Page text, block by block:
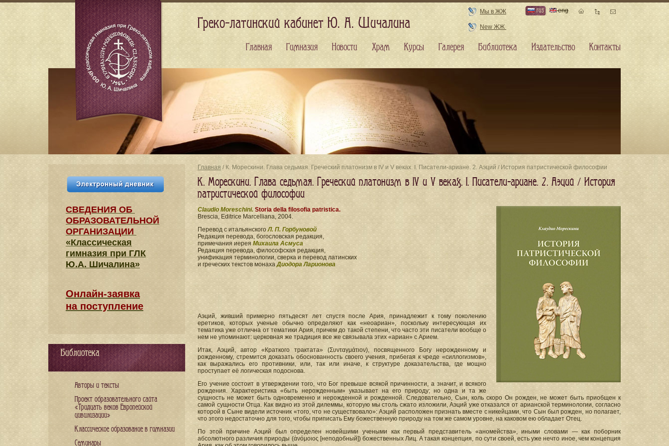
Главная / К. Морескини. Глава седьмая. Греческий платонизм в IV и V веках. I. Писатели-ариане. 2. Аэций / История патристической философии
К. Морескини. Глава седьмая. Греческий платонизм в IV и V веках. I. Писатели-ариане. 2. Аэций / История
патристической философии
Claudio Moreschini. Storia della filosofia patristica.
Brescia, Editrice Marcelliana, 2004.
Перевод с итальянскогоЛ. П. Горбуновой
Редакция перевода, богословская редакция,
примечания иерея Михаила Асмуса
Редакция перевода, философская редакция,
унификация терминологии, сверка и перевод латинских
и греческих текстов монахаДиодора Ларионова
Аэций, живший примерно пятьдесят лет спустя после Ария, принадлежит к тому поколению
еретиков, которых ученые обычно определяют как «неоариан», поскольку интересующая их
тематика уже отлична от тематики Ария, причем до такой степени, что часто эти писатели вообще о
нем не упоминают: церковная же традиция все же связывала этих «ариан» с Арием.
Итак, Аэций, автор «Краткого трактата» (Συνταγμάτιον), посвященного Богу нерожденному и
рожденному, стремится доказать обоснованность своего учения, прибегая к чреде «силлогизмов»,
как выражались его противники, или, так или иначе, к структуре доказательства, где мощно
проступает её логическая подоснова.
Его учение состоит в утверждении того, что Бог превыше всякой причинности, а значит, и всякого
рождения. Характеристика «быть нерожденным» указывает на его природу; но одна и та же
сущность не может быть одновременно и нерожденной и рожденной. Следовательно, Сын, коль скоро Он рожден, не может быть приобщен к
самой сущности Отца. Как видно из этой дилеммы, которую мы столь сжато изложили, Аэций уже отказался от арианской терминологии, согласно
которой в Сыне видели источник «того, что не существовало»: Аэций расположен признать вместе с никейцами, что Сын был рожден, но полагает,
что этого недостаточно для того, чтобы приписать Ему божественную природу на том же самом уровне, на каковом ею обладает Отец.
По этой причине Аэций был определен новейшими учеными как первый представитель «аномейства», иными словами — как поборник
абсолютного различия природы (ἀνόμοιος [неподобный]) божественных Лиц. А такая концепция, по сути своей, есть уже нечто иное, чем концепция
СВЕДЕНИЯ​ ОБ
ОБРАЗОВАТЕЛЬНОЙ
ОРГАНИЗАЦИИ
«Классическая
гимназия при ГЛК
Ю.А. Шичалина»
Онлайн-заявка
на поступление
Библиотека
Авторы и тексты
Проект образовательного сайта
«Тридцать веков Европейской
цивилизации»
Классическое образование в гимназии
Семинары
Греко-латинский кабинет Ю. А. Шичалина
Мы в ЖЖ
New ЖЖ
rus eng
Главная Гимназия Новости Храм Курсы Галерея Библиотека Издательство Контакты